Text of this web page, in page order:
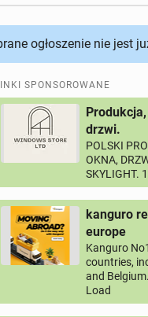
ogłoszenie nie jest
SPONSOROWANE
drzwi.
POLSKI
OKNA,
SKYLIGHT.
kanguro
europe
Kanguro
countries,
and
Load